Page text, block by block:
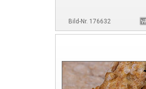
Bild-Nr. 176632